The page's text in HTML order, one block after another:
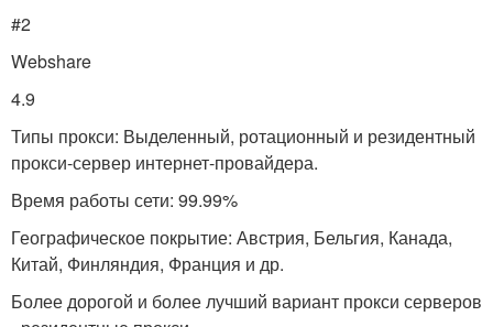
#2
Webshare
4.9
Типы прокси: Выделенный, ротационный и резидентный
прокси-сервер интернет-провайдера.
Время работы сети: 99.99%
Географическое покрытие: Австрия, Бельгия, Канада,
Китай, Финляндия, Франция и др.
Более дорогой и более лучший вариант прокси серверов